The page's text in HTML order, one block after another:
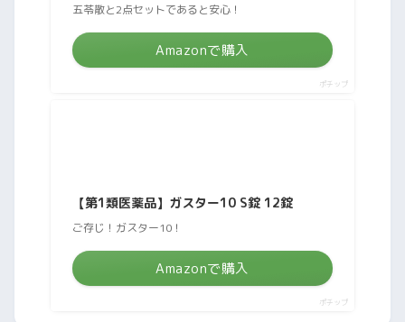
五苓散と2点セットであると安心！
Amazonで購入
ポチップ
【第1類医薬品】ガスター10 S錠 12錠
ご存じ！ガスター10！
Amazonで購入
ポチップ